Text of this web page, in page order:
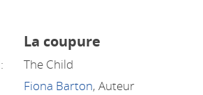
La coupure
The Child
Fiona Barton, Auteur